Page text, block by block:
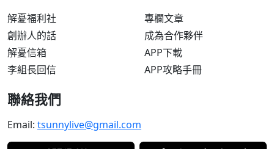
解憂福利社
創辦人的話
解憂信箱
李組長回信
專欄文章
成為合作夥伴
APP下載
APP攻略手冊
聯絡我們
Email: tsunnylive@gmail.com